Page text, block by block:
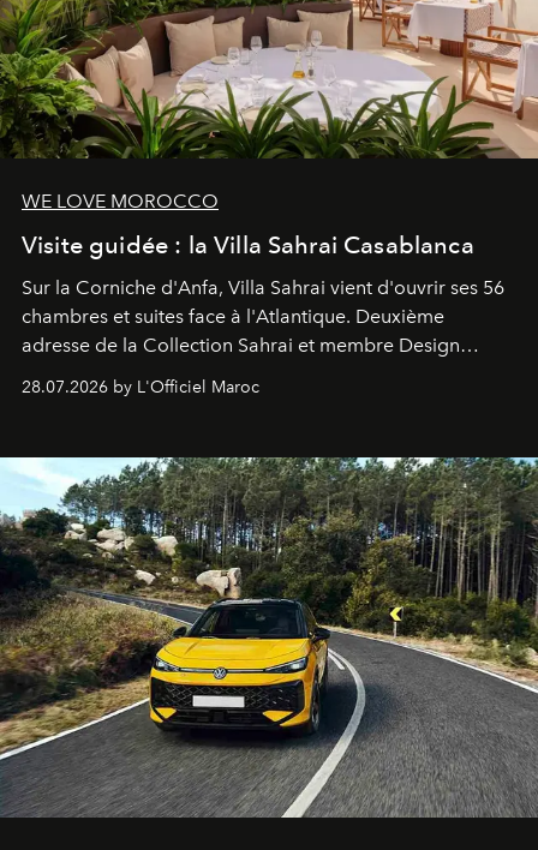
WE LOVE MOROCCO
Visite guidée : la Villa Sahrai Casablanca
Sur la Corniche d'Anfa, Villa Sahrai vient d'ouvrir ses 56
chambres et suites face à l'Atlantique. Deuxième
adresse de la Collection Sahrai et membre Design
Hotels, ce boutique-hôtel cinq étoiles signé Christophe
Pillet promet un lieu de vie complet. On y a déjeuné…
28.07.2026 by L'Officiel Maroc